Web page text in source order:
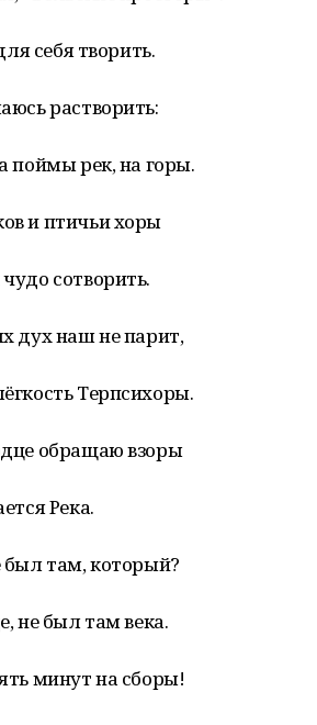
себя творить.
растворить:
поймы рек, на горы.
и птичьи хоры
сотворить.
дух наш не парит,
Терпсихоры.
обращаю взоры
Река.
был там, который?
не был там века.
минут на сборы!